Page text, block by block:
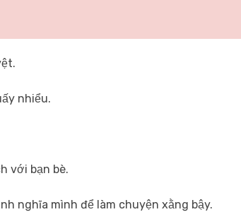
nhiểu.
với bạn bè.
nghĩa mình để làm chuyện xằng bậy.